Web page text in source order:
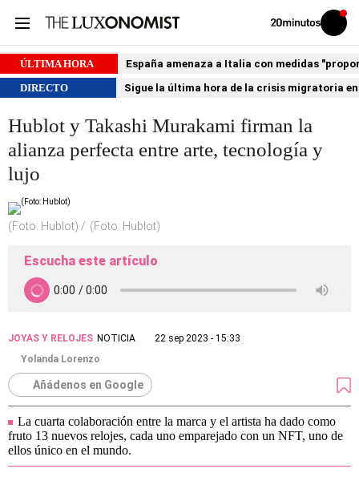
Volver
Iniciar
sesión
ÚLTIMA HORA
España amenaza a Italia con medidas
DIRECTO
Sigue la última hora de la crisis migratoria
Hublot y Takashi Murakami firman la
alianza perfecta entre arte, tecnología y
lujo
(Foto: Hublot) (Foto: Hublot)
Escucha este artículo
JOYAS Y RELOJES NOTICIA
22 sep 2023 - 15:33
Yolanda Lorenzo
Añádenos en Google
La cuarta colaboración entre la marca y el artista ha dado como
fruto 13 nuevos relojes, cada uno emparejado con un NFT, uno de
ellos único en el mundo.